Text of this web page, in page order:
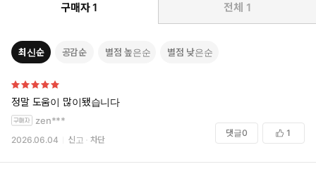
구매자 1 전체 1
최신순 공감순 별점 높은순 별점 낮은순
정말 도움이 많이됐습니다
zen***
2026.06.04 신고 차단
댓글0 1